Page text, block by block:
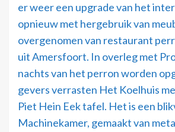
er weer een upgrade van het
opnieuw met hergebruik van
overgenomen van restaurant
uit Amersfoort. In overleg met
nachts van het perron worden
gevers verrasten Het Koelhuis
Piet Hein Eek tafel. Het is een
Machinekamer, gemaakt van